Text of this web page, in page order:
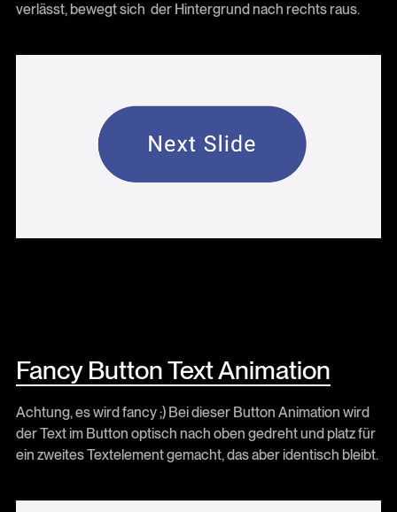
verlässt, bewegt sich der Hintergrund nach rechts raus.
Fancy Button Text Animation
Achtung, es wird fancy ;) Bei dieser Button Animation wird
der Text im Button optisch nach oben gedreht und platz für
ein zweites Textelement gemacht, das aber identisch bleibt.